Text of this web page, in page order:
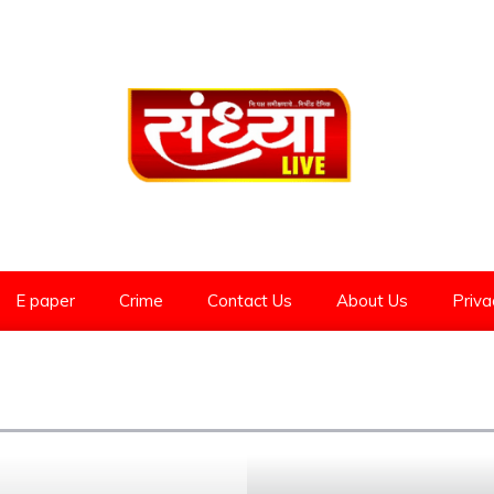
E paper Crime Contact Us About Us